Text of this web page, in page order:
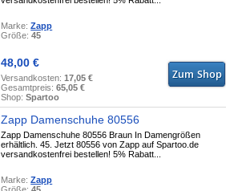
Marke:Zapp
Größe:45
48,00 €
Versandkosten:17,05 €
Gesamtpreis:65,05 €
Shop:Spartoo
Zapp Damenschuhe 80556
Zapp Damenschuhe 80556 Braun In Damengrößen
erhältlich. 45. Jetzt 80556 von Zapp auf Spartoo.de
versandkostenfrei bestellen! 5% Rabatt...
Marke:Zapp